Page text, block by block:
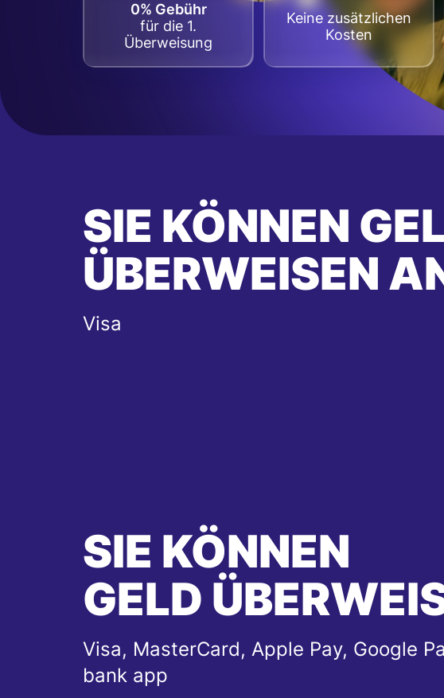
0% Gebühr
für die 1.
Überweisung
Keine zusätzlichen
Kosten
SIE KÖNNEN
ÜBERWEISEN
Visa
SIE KÖNNEN
GELD
Visa, MasterCard, Apple Pay, Google
bank app